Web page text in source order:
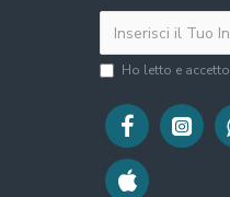
Ho letto e accetto